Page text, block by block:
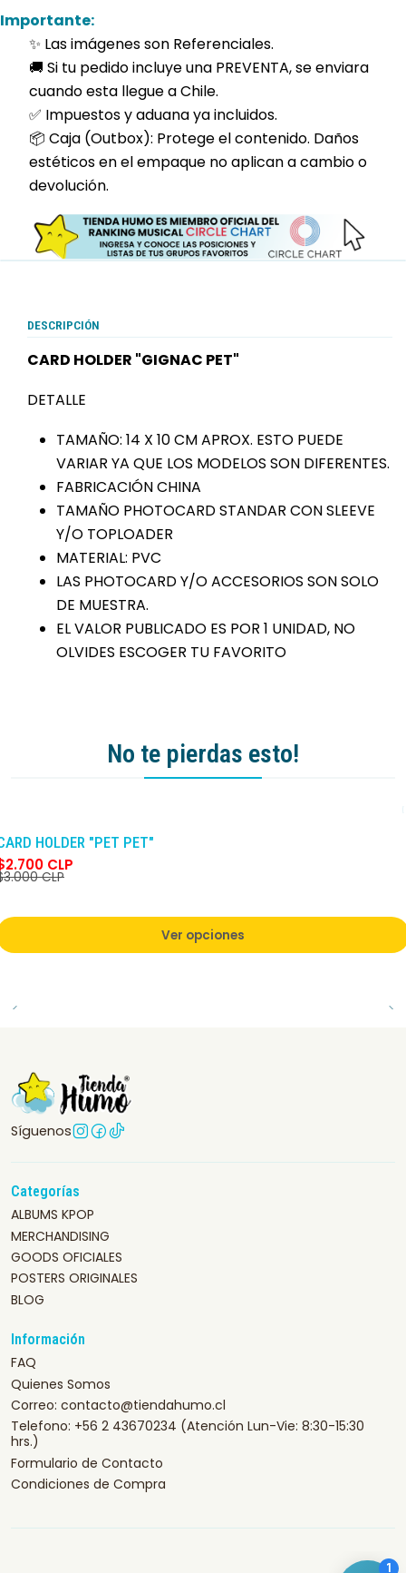
Importante:
✨ Las imágenes son Referenciales.
🚚 Si tu pedido incluye una PREVENTA, se enviara
cuando esta llegue a Chile.
✅ Impuestos y aduana ya incluidos.
📦 Caja (Outbox): Protege el contenido. Daños
estéticos en el empaque no aplican a cambio o
devolución.
DESCRIPCIÓN
CARD HOLDER "GIGNAC PET"
DETALLE
TAMAÑO: 14 X 10 CM APROX. ESTO PUEDE
VARIAR YA QUE LOS MODELOS SON DIFERENTES.
FABRICACIÓN CHINA
TAMAÑO PHOTOCARD STANDAR CON SLEEVE
Y/O TOPLOADER
MATERIAL: PVC
LAS PHOTOCARD Y/O ACCESORIOS SON SOLO
DE MUESTRA.
EL VALOR PUBLICADO ES POR 1 UNIDAD, NO
OLVIDES ESCOGER TU FAVORITO
No te pierdas esto!
HOLDER "PET PET"
CLP
CLP
Ver opciones
Síguenos
Categorías
ALBUMS KPOP
MERCHANDISING
GOODS OFICIALES
POSTERS ORIGINALES
BLOG
Información
FAQ
Quienes Somos
Correo: contacto@tiendahumo.cl
Telefono: +56 2 43670234 (Atención Lun-Vie: 8:30-15:30
hrs.)
Formulario de Contacto
Condiciones de Compra